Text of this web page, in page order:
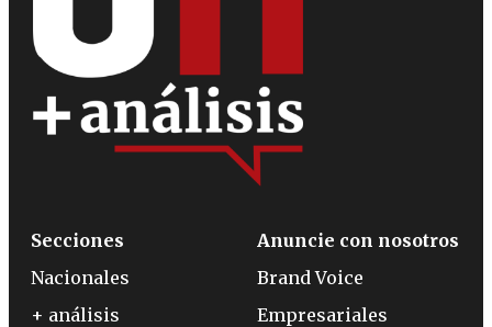
Secciones
Nacionales
+ análisis
Anuncie con nosotros
Brand Voice
Empresariales